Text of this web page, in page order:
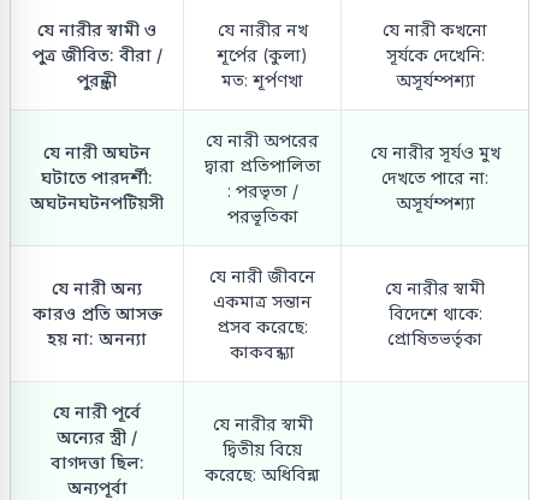
যে নারীর স্বামী ও
পুত্র জীবিত: বীরা /
পুরন্ধ্রী
যে নারীর নখ
শূর্পের (কুলা)
মত: শূর্পণখা
যে নারী কখনো
সূর্যকে দেখেনি:
অসূর্যম্পশ্যা
যে নারী অঘটন
ঘটাতে পারদর্শী:
অঘটনঘটনপটিয়সী
যে নারী অপরের
দ্বারা প্রতিপালিতা
: পরভৃতা /
পরভূতিকা
যে নারীর সূর্যও মুখ
দেখতে পারে না:
অসূর্যম্পশ্যা
যে নারী অন্য
কারও প্রতি আসক্ত
হয় না: অনন্যা
যে নারী জীবনে
একমাত্র সন্তান
প্রসব করেছে:
কাকবন্ধ্যা
যে নারীর স্বামী
বিদেশে থাকে:
প্রোষিতভর্তৃকা
যে নারী পূর্বে
অন্যের স্ত্রী /
বাগদত্তা ছিল:
অন্যপূর্বা
যে নারীর স্বামী
দ্বিতীয় বিয়ে
করেছে: অধিবিন্না